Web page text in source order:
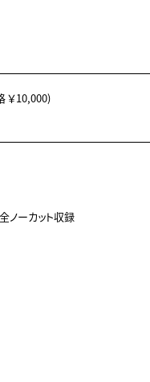
￥10,000)
ノーカット収録